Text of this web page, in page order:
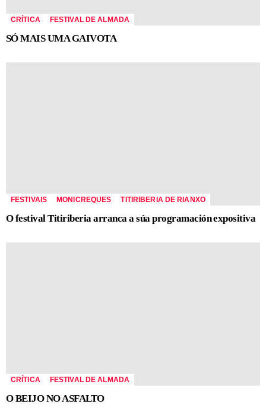
CRÍTICA FESTIVAL DE ALMADA
SÓ MAIS UMA GAIVOTA
FESTIVAIS MONICREQUES TITIRIBERIA DE RIANXO
O festival Titiriberia arranca a súa programación expositiva
CRÍTICA FESTIVAL DE ALMADA
O BEIJO NO ASFALTO